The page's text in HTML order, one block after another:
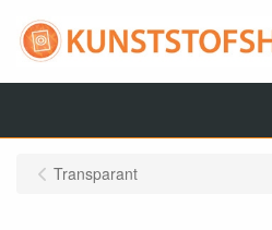
Transparant